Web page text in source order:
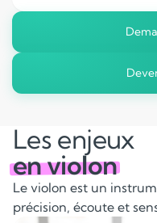
Les enjeux
en violon
Le violon est un
précision, écoute et